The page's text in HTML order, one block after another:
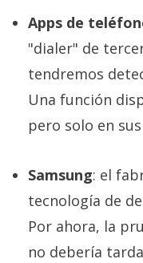
Apps de
"dialer" de
tendremos
Una función
pero solo en
Samsung: el
tecnología de
Por ahora, la
no debería